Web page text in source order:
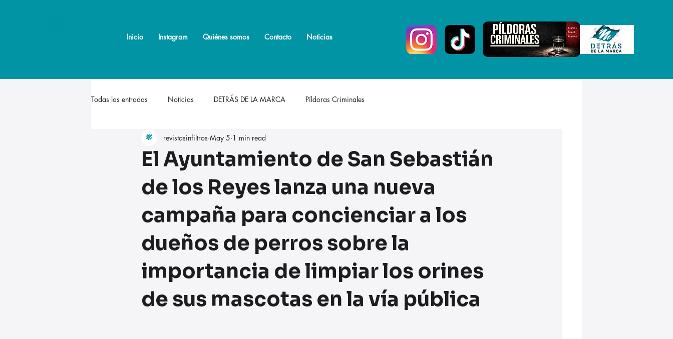
Inicio Instagram Quiénes somos Más
Inicio Instagram Quiénes somos Contacto Noticias
Todas las entradas Noticias DETRÁS DE LA MARCA Píldoras Criminales
El Ayuntamiento de San Sebastián
de los Reyes lanza una nueva
campaña para concienciar a los
dueños de perros sobre la
importancia de limpiar los orines
de sus mascotas en la vía pública
revistasinfiltros May 5 1 min read